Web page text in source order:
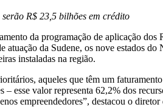
R$ 23,5 bilhões em crédito
da programação de aplicação
da Sudene, os nove estados
instaladas na região.
aqueles que têm um
esse valor representa 62,2% dos
empreendedores”, destacou o